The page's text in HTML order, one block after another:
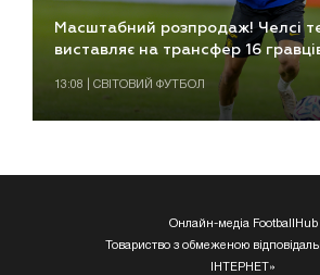
Масштабний розпродаж! Челсі
виставляє на трансфер 16
13:08 | СВІТОВИЙ ФУТБОЛ
Онлайн-медіа FootballHub
Товариство з обмеженою
ІНТЕРНЕТ»